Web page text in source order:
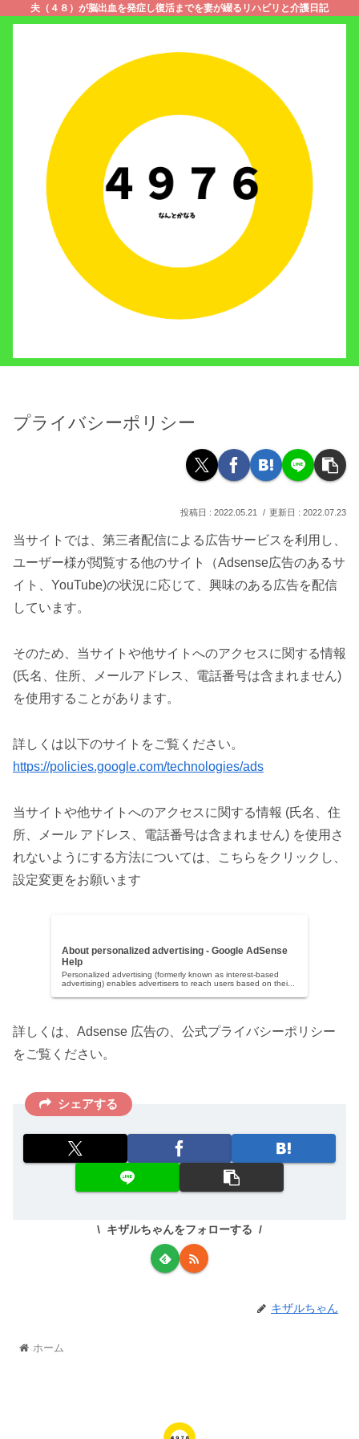
夫（４８）が脳出血を発症し復活までを妻が綴るリハビリと介護日記
プライバシーポリシー
2022.05.21 2022.07.23
当サイトでは、第三者配信による広告サービスを利用し、
ユーザー様が閲覧する他のサイト（Adsense広告のあるサ
イト、YouTube)の状況に応じて、興味のある広告を配信
しています。
そのため、当サイトや他サイトへのアクセスに関する情報
(氏名、住所、メールアドレス、電話番号は含まれません)
を使用することがあります。
詳しくは以下のサイトをご覧ください。
https://policies.google.com/technologies/ads
当サイトや他サイトへのアクセスに関する情報 (氏名、住
所、メール アドレス、電話番号は含まれません) を使用さ
れないようにする方法については、こちらをクリックし、
設定変更をお願います
About personalized advertising - Google AdSense
Help
Personalized advertising (formerly known as interest-based
advertising) enables advertisers to reach users based on thei...
詳しくは、Adsense 広告の、公式プライバシーポリシー
をご覧ください。
シェアする
キザルちゃんをフォローする
キザルちゃん
ホーム